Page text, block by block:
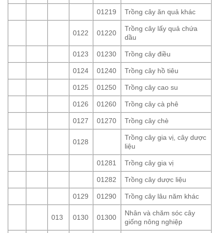
01219 Trồng cây ăn quả khác
0122 01220
Trồng cây lấy quả chứa
dầu
0123 01230 Trồng cây điều
0124 01240 Trồng cây hồ tiêu
0125 01250 Trồng cây cao su
0126 01260 Trồng cây cà phê
0127 01270 Trồng cây chè
0128
Trồng cây gia vị, cây dược
liệu
01281 Trồng cây gia vị
01282 Trồng cây dược liệu
0129 01290 Trồng cây lâu năm khác
013 0130 01300
Nhân và chăm sóc cây
giống nông nghiệp